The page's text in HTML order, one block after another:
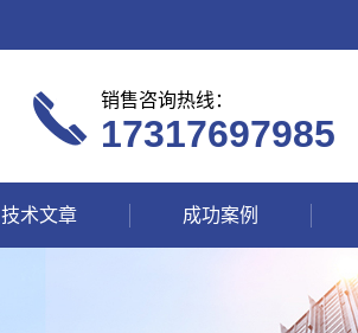
销售咨询热线：
17317697985
技术文章 成功案例